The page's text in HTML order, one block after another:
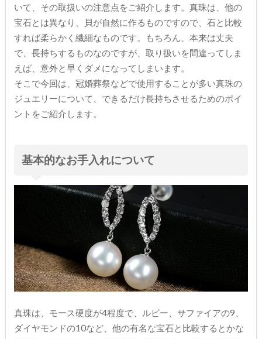
いて、その取扱いの注意点をご紹介します。真珠は、他の
宝石とは異なり、貝が自然に作るものですので、石と比較
すれば柔らかく繊細なものです。もちろん、本来は丈夫
で、長持ちするものなのですが、取り扱いを間違ってしま
えば、意外と早くダメになってしまいます。
そこで今回は、冠婚葬祭などで使用することが多い真珠の
ジュエリーについて、できるだけ長持ちさせるためのポイ
ントをご紹介します。
基本的なお手入れについて
真珠は、モース硬度が4程度で、ルビー、サファイアの9、
ダイヤモンドの10など、他の有名な宝石と比較するとかな